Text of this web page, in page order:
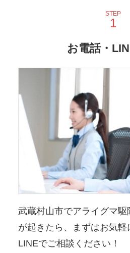
STEP
お電話・
武蔵村山市でアライグマ
が起きたら、まずはお気軽
LINEでご相談ください！